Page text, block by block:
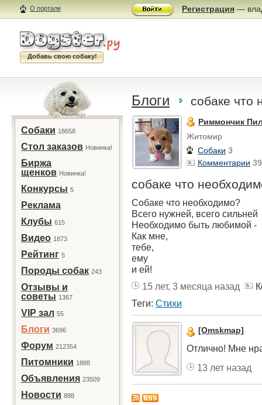
О портале Регистрация —
Добавь свою собаку!
Собаки 18658
Стол заказов Новинка!
Биржа
щенков Новинка!
Конкурсы 5
Реклама
Клубы 615
Видео 1873
Рейтинг 5
Породы собак 243
Отзывы и
советы 1367
VIP зал 55
Блоги 3696
Форум 212354
Питомники 1888
Объявления 23509
Новости 888
Блоги собаке что
Риммончик
Житомир
Собаки 3
Комментарии
собаке что
Собаке что необходимо?
Всего нужней, всего сильней
Необходимо быть любимой -
Как мне,
тебе,
ему
и ей!
15 лет, 3 месяца назад
Теги: Стихи
[Omskmap]
Отлично! Мне
13 лет назад